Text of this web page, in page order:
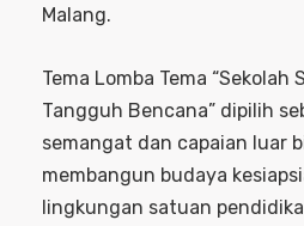
Malang.
Tema Lomba Tema “Sekolah
Tangguh Bencana” dipilih
semangat dan capaian luar
membangun budaya
lingkungan satuan